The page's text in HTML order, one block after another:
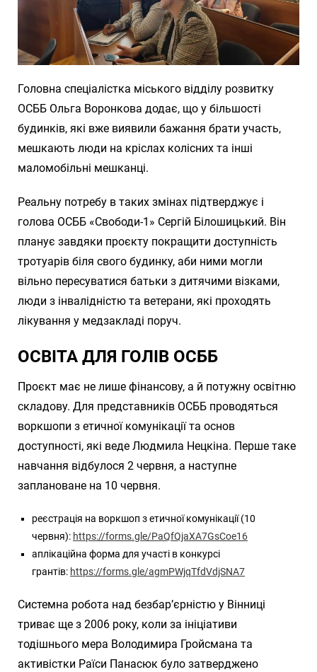
Головна спеціалістка міського відділу розвитку
ОСББ Ольга Воронкова додає, що у більшості
будинків, які вже виявили бажання брати участь,
мешкають люди на кріслах колісних та інші
маломобільні мешканці.
Реальну потребу в таких змінах підтверджує і
голова ОСББ «Свободи-1» Сергій Білошицький. Він
планує завдяки проєкту покращити доступність
тротуарів біля свого будинку, аби ними могли
вільно пересуватися батьки з дитячими візками,
люди з інвалідністю та ветерани, які проходять
лікування у медзакладі поруч.
ОСВІТА ДЛЯ ГОЛІВ ОСББ
Проєкт має не лише фінансову, а й потужну освітню
складову. Для представників ОСББ проводяться
воркшопи з етичної комунікації та основ
доступності, які веде Людмила Нецкіна. Перше таке
навчання відбулося 2 червня, а наступне
заплановане на 10 червня.
реєстрація на воркшоп з етичної комунікації (10
червня): https://forms.gle/PaQfQjaXA7GsCoe16
аплікаційна форма для участі в конкурсі
грантів: https://forms.gle/agmPWjqTfdVdjSNA7
Системна робота над безбар’єрністю у Вінниці
триває ще з 2006 року, коли за ініціативи
тодішнього мера Володимира Гройсмана та
активістки Раїси Панасюк було затверджено